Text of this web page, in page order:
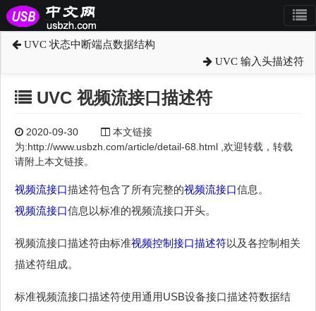
UVC 状态中断端点数据结构
UVC 输入头描述符
UVC 视频流接口描述符
2020-09-30
本文链接
为:http://www.usbzh.com/article/detail-68.html ,欢迎转载，转载
请附上本文链接。
视频流接口描述符包含了所有完整的视频流接口信息。
视频流接口信息以标准的视频流接口开头。
视频流接口描述符由标准视频控制接口描述符以及各控制相关
描述符组成。
标准视频流接口描述符使用通用USB设备接口描述符数据结